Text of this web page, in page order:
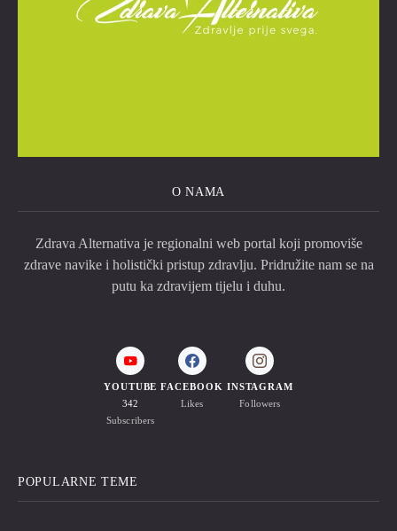
O NAMA
Zdrava Alternativa je regionalni web portal koji promoviše
zdrave navike i holistički pristup zdravlju. Pridružite nam se na
putu ka zdravijem tijelu i duhu.
YOUTUBE
342
Subscribers
FACEBOOK
Likes
INSTAGRAM
Followers
POPULARNE TEME